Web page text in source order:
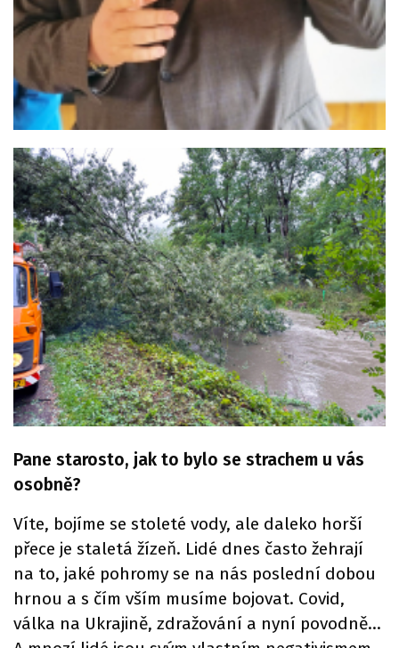
Pane starosto, jak to bylo se strachem u vás
osobně?
Víte, bojíme se stoleté vody, ale daleko horší
přece je staletá žízeň. Lidé dnes často žehrají
na to, jaké pohromy se na nás poslední dobou
hrnou a s čím vším musíme bojovat. Covid,
válka na Ukrajině, zdražování a nyní povodně…